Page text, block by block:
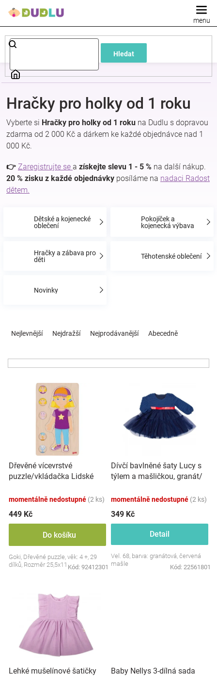
Hledat
Dětské
a
Pokojíček
a
kojenecká
Těhotenské
Blog
Hračkářství
Přihlášení
Hračky pro holky od 1 roku
Vyberte si Hračky pro holky od 1 roku na Dudlu s dopravou
zdarma od 2 000 Kč a dárkem ke každé objednávce nad 1
000 Kč.
👉 Zaregistrujte se a získejte slevu 1 - 5 % na další nákup.
20 % zisku z každé objednávky posíláme na nadaci Radost
dětem.
Dětské a kojenecké
oblečení
Pokojíček a
kojenecká výbava
Hračky a zábava pro
děti
Těhotenské oblečení
Novinky
ů
Nejlevnější Nejdražší Nejprodávanější Abecedně
o
d
u
t
ů
Dřevěné vícevrstvé
puzzle/vkládačka Lidské
momentálně nedostupné (2 ks)
449 Kč
Do košíku
Goki, Dřevěné puzzle, věk: 4 +, 29
dílků, Rozměr 25,5x11 cm
Kód: 92412301
Dívčí bavlněné šaty Lucy s
týlem a mašličkou, granát/
momentálně nedostupné (2 ks)
349 Kč
Detail
Vel. 68, barva: granátová, červená
mašle
Kód: 22561801
Lehké mušelínové šatičky
Baby Nellys 3-dílná sada